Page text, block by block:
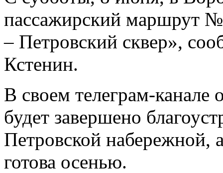
пассажирский маршрут
– Петровский сквер»,
Кстенин.
В своем телеграм-
будет завершено
Петровской набережной,
готова осенью.